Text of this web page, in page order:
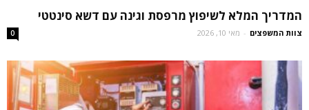
המדריך המלא לשיפוץ מרפסת וגינה עם דשא סינטטי
צוות המשפצים - מאי 10, 2026 0